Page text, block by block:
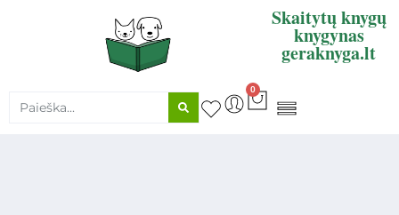
Skaitytų knygų
knygynas
geraknyga.lt
0